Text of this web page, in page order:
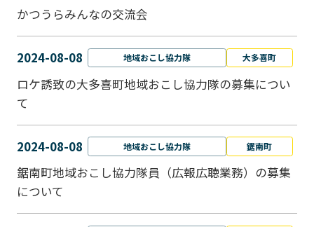
かつうらみんなの交流会
2024-08-08 地域おこし協力隊 大多喜町
ロケ誘致の大多喜町地域おこし協力隊の募集につい
て
2024-08-08 地域おこし協力隊 鋸南町
鋸南町地域おこし協力隊員（広報広聴業務）の募集
について